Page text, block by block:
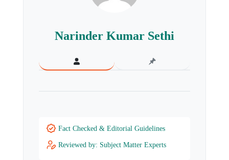
Narinder Kumar Sethi
Fact Checked & Editorial Guidelines
Reviewed by: Subject Matter Experts